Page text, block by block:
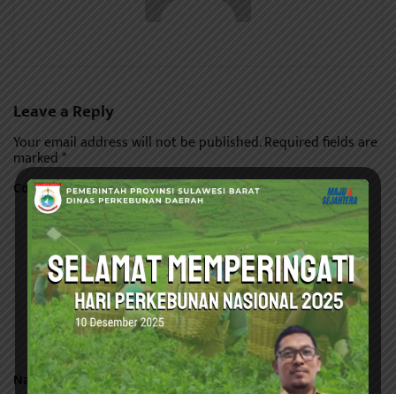
Leave a Reply
Your email address will not be published.Required fields are
marked*
Comment*
Name*